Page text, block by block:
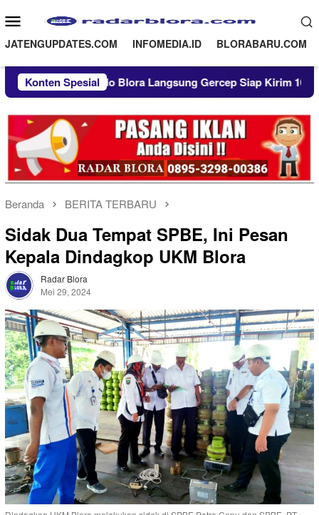
ke
konten
Menu
Mobile
JATENGUPDATES.COM INFOMEDIA.ID BLORABARU.COM
Konten Spesial
Blora Langsung Gercep Siap Kirim 100 Tangki Air Bersih
Beranda BERITA TERBARU
Sidak Dua Tempat SPBE, Ini Pesan
Kepala Dindagkop UKM Blora
Radar Blora
Mei 29, 2024